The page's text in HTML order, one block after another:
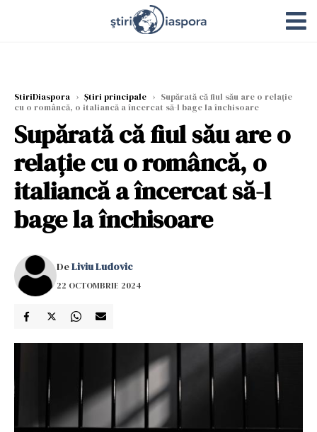
StiriDiaspora › Știri principale › Supărată că fiul său are o relație
cu o româncă, o italiancă a încercat să-l bage la închisoare
Supărată că fiul său are o
relație cu o româncă, o
italiancă a încercat să-l
bage la închisoare
DeLiviu Ludovic
22 OCTOMBRIE 2024